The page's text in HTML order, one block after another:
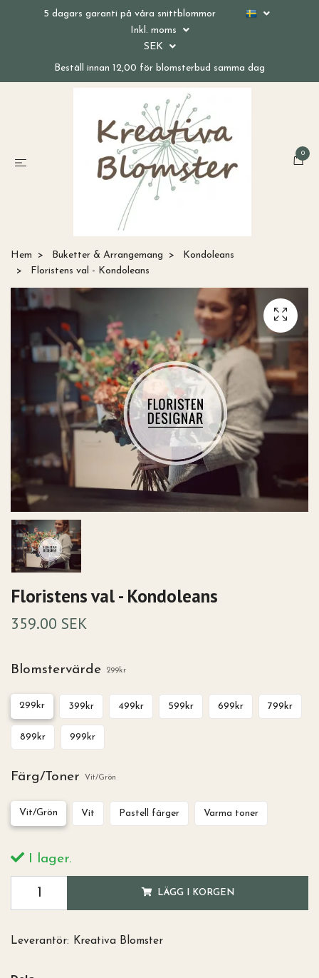
5 dagars garanti på våra snittblommor
Inkl. moms
SEK
Beställ innan 12,00 för blomsterbud samma dag
0
Hem Buketter & Arrangemang
Kondoleans
Floristens val - Kondoleans
Floristens val - Kondoleans
359.00 SEK
Blomstervärde 299kr
299kr 399kr 499kr 599kr 699kr 799kr
899kr 999kr
Färg/Toner Vit/Grön
Vit/Grön Vit Pastell färger Varma toner
I lager.
LÄGG I KORGEN
Leverantör: Kreativa Blomster